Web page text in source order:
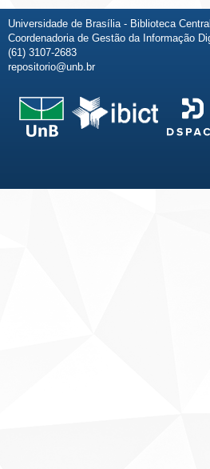
Universidade de Brasília - Biblioteca Central
Coordenadoria de Gestão da Informação
(61) 3107-2683
repositorio@unb.br